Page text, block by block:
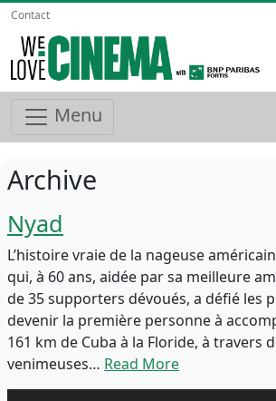
Contact
Menu
Archive
Nyad
L’histoire vraie de la nageuse
qui, à 60 ans, aidée par sa meilleure
de 35 supporters dévoués, a défié les
devenir la première personne à
161 km de Cuba à la Floride, à travers
venimeuses… Read More